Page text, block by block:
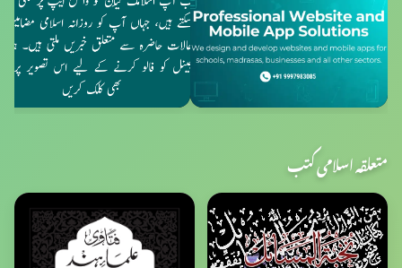
متعلقہ اسلامی کتب